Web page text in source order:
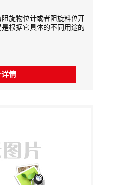
旋物位计或者阻旋料位开
根据它具体的不同用途的
采用交流微电机经减速
当被测物料的料位上升使
机构主轴产生旋转位移。
电机的电源使其停止转
种状态便将一直保持下
情